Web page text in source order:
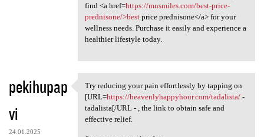
find <a href=https://mnsmiles.com/best-price-
prednisone/>bestprice prednisone</a> for your
wellness needs. Purchase it easily and experience a
healthier lifestyle today.
pekihupap
vi
24.01.2025
Try reducing your pain
Try reducing your pain effortlessly by tapping on
[URL=https://heavenlyhappyhour.com/tadalista/-
tadalista[/URL - , the link to obtain safe and
effective relief.